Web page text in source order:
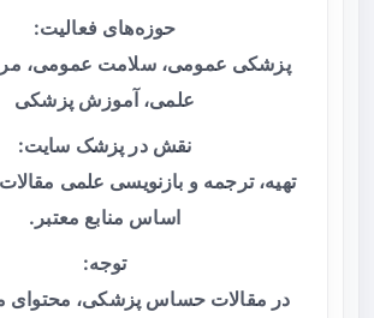
حوزه‌های فعالیت:
پزشکی عمومی، سلامت عمومی،
علمی، آموزش پزشکی
نقش در پزشک سایت:
تهیه، ترجمه و بازنویسی علمی
اساس منابع معتبر.
توجه:
در مقالات حساس پزشکی، محتوای